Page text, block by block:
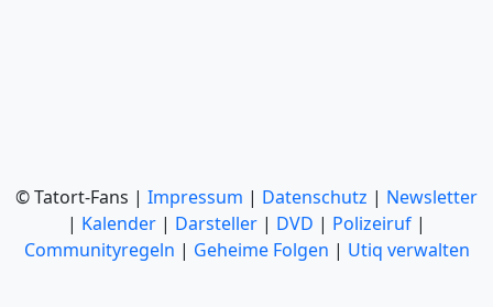
© Tatort-Fans | Impressum | Datenschutz | Newsletter
| Kalender | Darsteller | DVD | Polizeiruf |
Communityregeln | Geheime Folgen | Utiq verwalten